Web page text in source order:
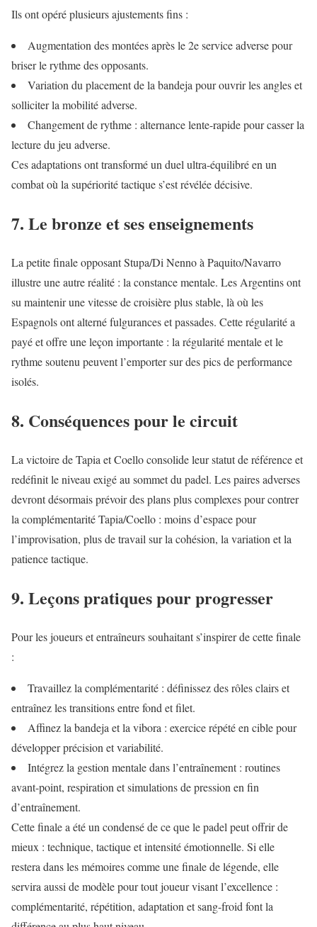
Ils ont opéré plusieurs ajustements fins :
Augmentation des montées après le 2e service adverse pour
briser le rythme des opposants.
Variation du placement de la bandeja pour ouvrir les angles et
solliciter la mobilité adverse.
Changement de rythme : alternance lente-rapide pour casser la
lecture du jeu adverse.
Ces adaptations ont transformé un duel ultra-équilibré en un
combat où la supériorité tactique s’est révélée décisive.
7. Le bronze et ses enseignements
La petite finale opposant Stupa/Di Nenno à Paquito/Navarro
illustre une autre réalité : la constance mentale. Les Argentins ont
su maintenir une vitesse de croisière plus stable, là où les
Espagnols ont alterné fulgurances et passades. Cette régularité a
payé et offre une leçon importante : la régularité mentale et le
rythme soutenu peuvent l’emporter sur des pics de performance
isolés.
8. Conséquences pour le circuit
La victoire de Tapia et Coello consolide leur statut de référence et
redéfinit le niveau exigé au sommet du padel. Les paires adverses
devront désormais prévoir des plans plus complexes pour contrer
la complémentarité Tapia/Coello : moins d’espace pour
l’improvisation, plus de travail sur la cohésion, la variation et la
patience tactique.
9. Leçons pratiques pour progresser
Pour les joueurs et entraîneurs souhaitant s’inspirer de cette finale
:
Travaillez la complémentarité : définissez des rôles clairs et
entraînez les transitions entre fond et filet.
Affinez la bandeja et la vibora : exercice répété en cible pour
développer précision et variabilité.
Intégrez la gestion mentale dans l’entraînement : routines
avant-point, respiration et simulations de pression en fin
d’entraînement.
Cette finale a été un condensé de ce que le padel peut offrir de
mieux : technique, tactique et intensité émotionnelle. Si elle
restera dans les mémoires comme une finale de légende, elle
servira aussi de modèle pour tout joueur visant l’excellence :
complémentarité, répétition, adaptation et sang-froid font la